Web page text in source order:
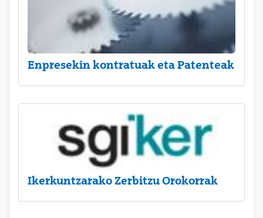
Enpresekin kontratuak eta Patenteak
Ikerkuntzarako Zerbitzu Orokorrak